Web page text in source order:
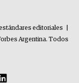
editoriales
Argentina. Todos